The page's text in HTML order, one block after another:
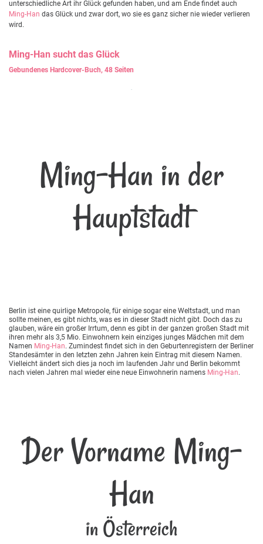
unterschiedliche Art ihr Glück gefunden haben, und am Ende findet auch
Ming-Han das Glück und zwar dort, wo sie es ganz sicher nie wieder verlieren
wird.
Ming-Han sucht das Glück
Gebundenes Hardcover-Buch, 48 Seiten
Ming-Han in der
Hauptstadt
Berlin ist eine quirlige Metropole, für einige sogar eine Weltstadt, und man
sollte meinen, es gibt nichts, was es in dieser Stadt nicht gibt. Doch das zu
glauben, wäre ein großer Irrtum, denn es gibt in der ganzen großen Stadt mit
ihren mehr als 3,5 Mio. Einwohnern kein einziges junges Mädchen mit dem
Namen Ming-Han. Zumindest findet sich in den Geburtenregistern der Berliner
Standesämter in den letzten zehn Jahren kein Eintrag mit diesem Namen.
Vielleicht ändert sich dies ja noch im laufenden Jahr und Berlin bekommt
nach vielen Jahren mal wieder eine neue Einwohnerin namens Ming-Han.
Der Vorname Ming-
Han
in Österreich